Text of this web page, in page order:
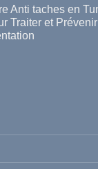
Anti taches en
Traiter et Prévenir l